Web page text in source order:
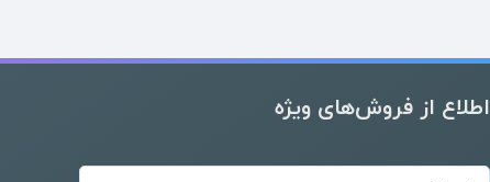
اطلاع از فروش‌های ویژه